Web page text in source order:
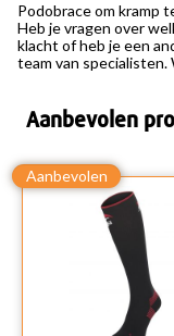
Podobrace om kramp
Heb je vragen over
klacht of heb je een
team van specialisten.
Aanbevolen